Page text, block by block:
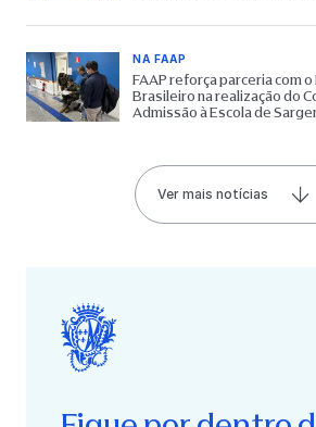
NA FAAP
FAAP reforça parceria com
Brasileiro na realização do
Admissão à Escola de
Ver mais notícias